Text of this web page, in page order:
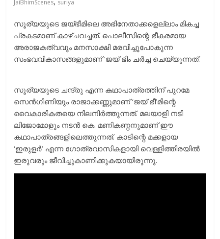
JaiBhimScenes suriya
സൂര്യയുടെ ജയ്ഭീമിലെ അഭിനേതാക്കളെല്ലാം മികച്ച
പ്രകടമാണ് കാഴ്ചവച്ചത്. പൊലീസിന്റെ ഭീകരമായ
അരാജകത്വവും മനസാക്ഷി മരവിച്ചുപോകുന്ന
സംഭവവികാസങ്ങളുമാണ് ‘ജയ് ഭിം ചർച്ച ചെയ്യുന്നത്.
സൂര്യയുടെ ചന്ദ്രു എന്ന കഥാപാത്രത്തിന് പുറമേ
സെൻഗിണിയും രാജാക്കണ്ണുമാണ് ‘ജയ് ഭീ’മിന്റെ
വൈകാരികതയെ നിലനിർത്തുന്നത്. മലയാളി നടി
ലിജോമോളും നടൻ കെ. മണികണ്ഠനുമാണ് ഈ
കഥാപാത്രങ്ങളിലെത്തുന്നത്. കാടിന്റെ മക്കളായ
‘ഇരുളർ’ എന്ന ഗോത്രവാസികളായി വെള്ളിത്തിരയില്‍
ഇരുവരും ജീവിച്ചുകാണിക്കുകയായിരുന്നു.